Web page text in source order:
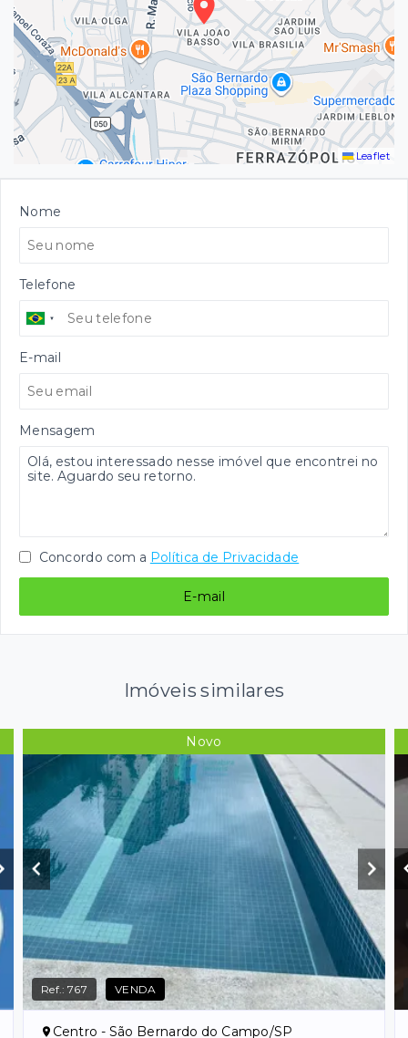
Leaflet
Nome
Telefone
E-mail
Mensagem
Concordo com a Política de Privacidade
E-mail
Imóveis similares
Novo
Ref.:767 VENDA
Centro - São Bernardo do Campo/SP